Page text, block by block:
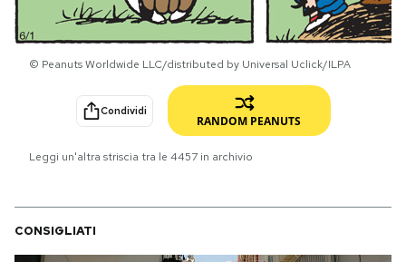
Sport
Mondiali calcio 2026
PODCAST
NEWSLETTER
I MIEI PREFERITI
© Peanuts Worldwide LLC/distributed by Universal Uclick/ILPA
Condividi
RANDOM PEANUTS
Leggi un'altra striscia tra le 4457 in archivio
CONSIGLIATI